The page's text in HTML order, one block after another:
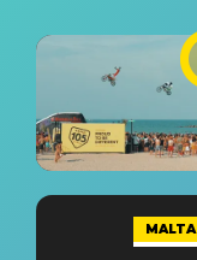
MALTA